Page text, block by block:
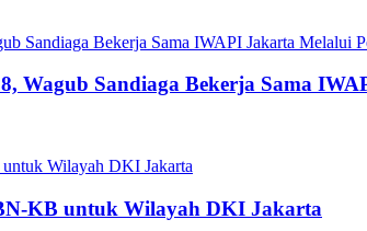
Wagub Sandiaga Bekerja Sama
KB untuk Wilayah DKI Jakarta